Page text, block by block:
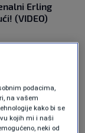
Erling
(VIDEO)
podacima,
na vašem
kako bi se
kojih mi i naši
neki od